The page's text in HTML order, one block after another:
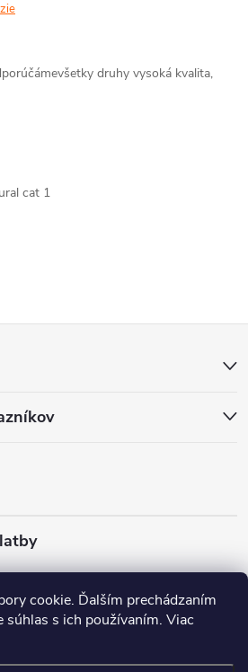
cookie. Ďalším prechádzaním
s ich používaním. Viac
druhy vysoká kvalita,
cat 1